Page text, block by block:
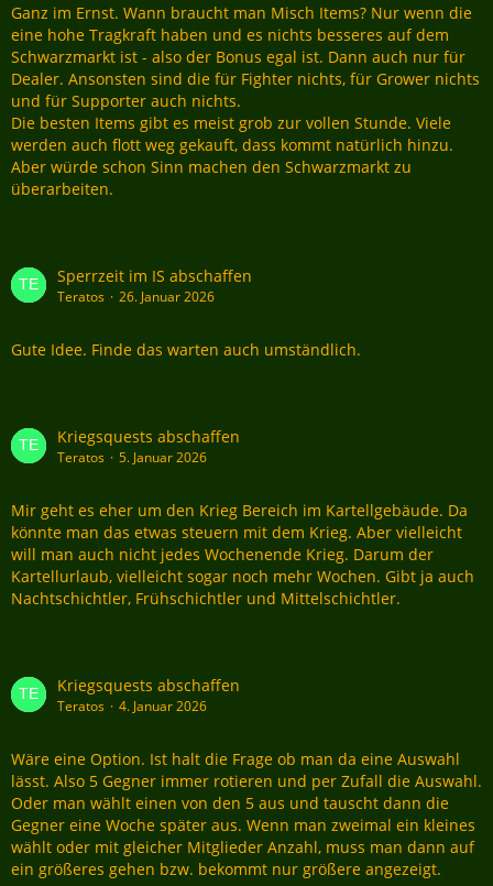
Ganz im Ernst. Wann braucht man Misch Items? Nur wenn die
eine hohe Tragkraft haben und es nichts besseres auf dem
Schwarzmarkt ist - also der Bonus egal ist. Dann auch nur für
Dealer. Ansonsten sind die für Fighter nichts, für Grower nichts
und für Supporter auch nichts.
Die besten Items gibt es meist grob zur vollen Stunde. Viele
werden auch flott weg gekauft, dass kommt natürlich hinzu.
Aber würde schon Sinn machen den Schwarzmarkt zu
überarbeiten.
Sperrzeit im IS abschaffen
Teratos 26. Januar 2026
Gute Idee. Finde das warten auch umständlich.
Kriegsquests abschaffen
Teratos 5. Januar 2026
Mir geht es eher um den Krieg Bereich im Kartellgebäude. Da
könnte man das etwas steuern mit dem Krieg. Aber vielleicht
will man auch nicht jedes Wochenende Krieg. Darum der
Kartellurlaub, vielleicht sogar noch mehr Wochen. Gibt ja auch
Nachtschichtler, Frühschichtler und Mittelschichtler.
Kriegsquests abschaffen
Teratos 4. Januar 2026
Wäre eine Option. Ist halt die Frage ob man da eine Auswahl
lässt. Also 5 Gegner immer rotieren und per Zufall die Auswahl.
Oder man wählt einen von den 5 aus und tauscht dann die
Gegner eine Woche später aus. Wenn man zweimal ein kleines
wählt oder mit gleicher Mitglieder Anzahl, muss man dann auf
ein größeres gehen bzw. bekommt nur größere angezeigt.